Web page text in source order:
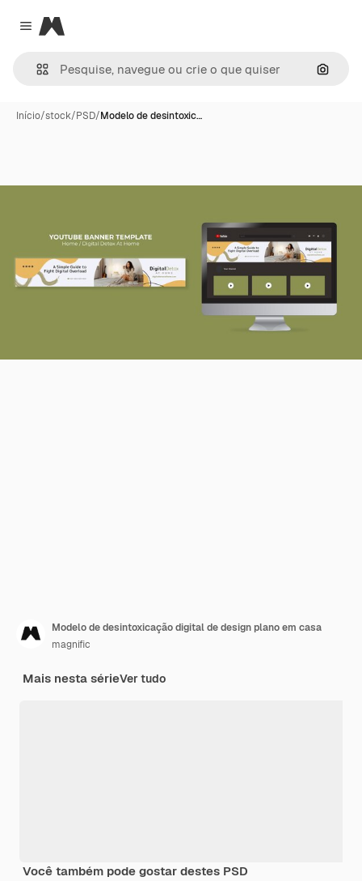
Close menu
Magnific
Início/stock/PSD/Modelo de desintoxic…
Modelo de desintoxicação digital de design plano em casa
magnific
Mais nesta sérieVer tudo
Você também pode gostar destes PSD